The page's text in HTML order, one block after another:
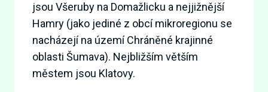
jsou Všeruby na Domažlicku a nejjižnější
Hamry (jako jediné z obcí mikroregionu se
nacházejí na území Chráněné krajinné
oblasti Šumava). Nejbližším větším
městem jsou Klatovy.